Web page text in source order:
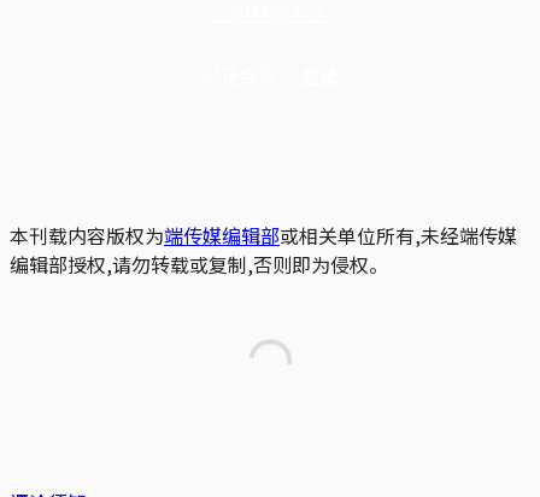
本刊载内容版权为端传媒编辑部或相关单位所有,未经端传媒
编辑部授权,请勿转载或复制,否则即为侵权。